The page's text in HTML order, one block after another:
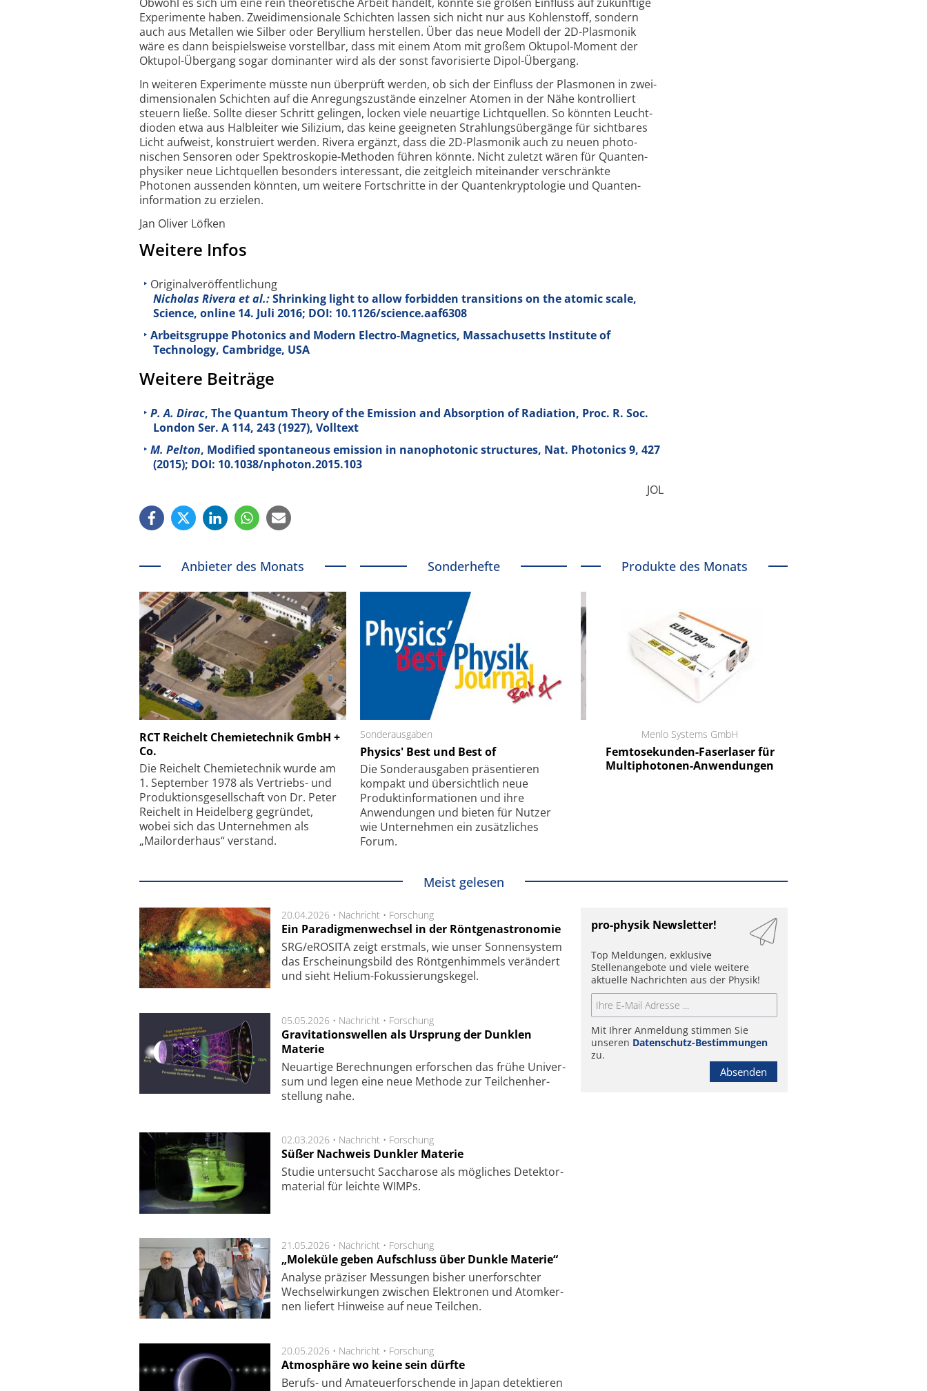
Expe­rimente haben. Zwei­dimensionale Schichten lassen sich nicht nur aus Kohlenstoff, sondern
auch aus Metallen wie Silber oder Beryllium herstellen. Über das neue Modell der 2D-Plasmonik
wäre es dann beispiels­weise vorstellbar, dass mit einem Atom mit großem Oktupol-Moment der
Oktupol-Übergang sogar domi­nanter wird als der sonst favo­risierte Dipol-Übergang.
In weiteren Expe­rimente müsste nun überprüft werden, ob sich der Einfluss der Plasmonen in zwei­
dimensionalen Schichten auf die Anregungs­zustände einzelner Atomen in der Nähe kontrolliert
steuern ließe. Sollte dieser Schritt gelingen, locken viele neuartige Lichtquellen. So könnten Leucht­
dioden etwa aus Halbleiter wie Silizium, das keine geeigneten Strahlungs­übergänge für sichtbares
Licht aufweist, konstruiert werden. Rivera ergänzt, dass die 2D-Plasmonik auch zu neuen photo­
nischen Sensoren oder Spektro­skopie-Methoden führen könnte. Nicht zuletzt wären für Quanten­
physiker neue Licht­quellen besonders interessant, die zeitgleich miteinander verschränkte
Photonen aussenden könnten, um weitere Fortschritte in der Quanten­kryptologie und Quanten­
information zu erzielen.
Jan Oliver Löfken
Weitere Infos
Originalveröffentlichung
Nicholas Rivera et al.:Shrinking light to allow forbidden transitions on the atomic scale,
Science, online 14. Juli 2016; DOI: 10.1126/science.aaf6308
Arbeitsgruppe Photonics and Modern Electro-Magnetics, Massachusetts Institute of
Technology, Cambridge, USA
Weitere Beiträge
P. A. Dirac, The Quantum Theory of the Emission and Absorption of Radiation, Proc. R. Soc.
London Ser. A 114, 243 (1927), Volltext
M. Pelton, Modified spontaneous emission in nanophotonic structures, Nat. Photonics9, 427
(2015); DOI: 10.1038/nphoton.2015.103
JOL
Anbieter des Monats
RCT Reichelt Chemietechnik GmbH +
Co.
Die Reichelt Chemietechnik wurde am
1. September 1978 als Vertriebs- und
Produktionsgesellschaft von Dr. Peter
Reichelt in Heidelberg gegründet,
wobei sich das Unternehmen als
„Mailorderhaus“ verstand.
Sonderhefte
Sonderausgaben
Physics' Best und Best of
Die Sonder­ausgaben präsentieren
kompakt und übersichtlich neue
Produkt­informationen und ihre
Anwendungen und bieten für Nutzer
wie Unternehmen ein zusätzliches
Forum.
Produkte des Monats
Schäfter + Kirchhoff GmbH
Feinfokussierungsmechanismus
Elektronenmikroskopie auf
kleinstem Raum
Menlo Systems GmbH
Femtosekunden-Faserlaser für
Multiphotonen-Anwendungen
Meist gelesen
20.04.2026 • Nachricht • Forschung
Ein Paradigmenwechsel in der Röntgenastronomie
SRG/eROSITA zeigt erst­mals, wie unser Son­nen­sys­tem
das Er­schei­nungs­bild des Rönt­gen­him­mels ver­än­dert
und sieht Helium-Fokus­sie­rungs­ke­gel.
05.05.2026 • Nachricht • Forschung
Gravitationswellen als Ursprung der Dunklen
Materie
Neu­artige Be­rech­nung­en er­for­schen das frü­he Uni­ver­
sum und legen eine neue Me­tho­de zur Teil­chen­her­
stel­lung nahe.
02.03.2026 • Nachricht • Forschung
Süßer Nachweis Dunkler Materie
Studie unter­sucht Saccha­ro­se als mög­li­ches De­tek­tor­
ma­te­rial für leich­te WIMPs.
21.05.2026 • Nachricht • Forschung
„Moleküle geben Aufschluss über Dunkle Materie“
Analyse prä­zi­ser Mes­sung­en bis­her un­er­for­schter
Wech­sel­wir­kung­en zwi­schen Elek­tro­nen und Atom­ker­
nen lie­fert Hin­wei­se auf neue Teil­chen.
20.05.2026 • Nachricht • Forschung
Atmosphäre wo keine sein dürfte
Berufs- und Ama­teuer­for­schen­de in Japan de­tek­tie­ren
pro-physik Newsletter!
Top Meldungen, exklusive
Stellenangebote und viele weitere
aktuelle Nachrichten aus der Physik!
Mit Ihrer Anmeldung stimmen Sie
unseren Datenschutz-Bestimmungen
zu.
Absenden